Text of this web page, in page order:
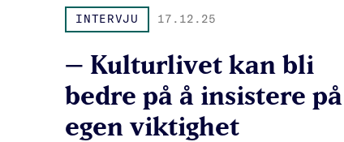
INTERVJU 17.12.25
– Kulturlivet kan bli
bedre på å insistere på
egen viktighet